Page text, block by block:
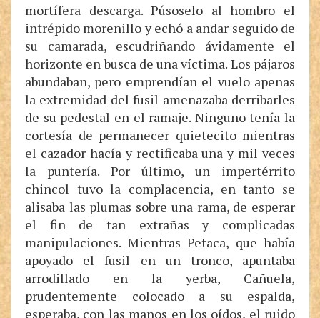
mortífera descarga. Púsoselo al hombro el
intrépido morenillo y echó a andar seguido de
su camarada, escudriñando ávidamente el
horizonte en busca de una víctima. Los pájaros
abundaban, pero emprendían el vuelo apenas
la extremidad del fusil amenazaba derribarles
de su pedestal en el ramaje. Ninguno tenía la
cortesía de permanecer quietecito mientras
el cazador hacía y rectificaba una y mil veces
la puntería. Por último, un impertérrito
chincol tuvo la complacencia, en tanto se
alisaba las plumas sobre una rama, de esperar
el fin de tan extrañas y complicadas
manipulaciones. Mientras Petaca, que había
apoyado el fusil en un tronco, apuntaba
arrodillado en la yerba, Cañuela,
prudentemente colocado a su espalda,
esperaba, con las manos en los oídos, el ruido